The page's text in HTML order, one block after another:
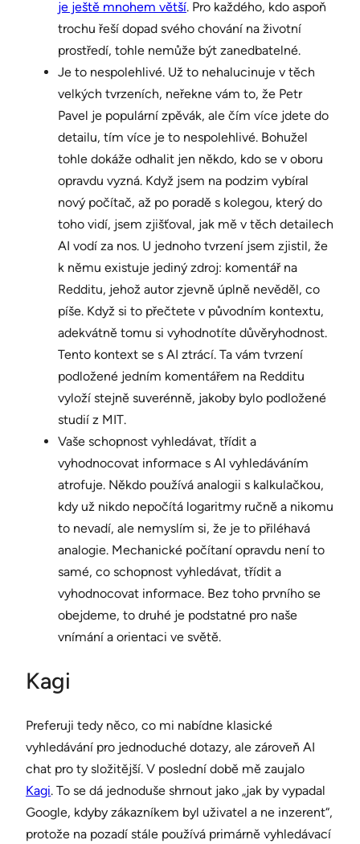
je ještě mnohem větší. Pro každého, kdo aspoň
trochu řeší dopad svého chování na životní
prostředí, tohle nemůže být zanedbatelné.
Je to nespolehlivé. Už to nehalucinuje v těch
velkých tvrzeních, neřekne vám to, že Petr
Pavel je populární zpěvák, ale čím více jdete do
detailu, tím více je to nespolehlivé. Bohužel
tohle dokáže odhalit jen někdo, kdo se v oboru
opravdu vyzná. Když jsem na podzim vybíral
nový počítač, až po poradě s kolegou, který do
toho vidí, jsem zjišťoval, jak mě v těch detailech
AI vodí za nos. U jednoho tvrzení jsem zjistil, že
k němu existuje jediný zdroj: komentář na
Redditu, jehož autor zjevně úplně nevěděl, co
píše. Když si to přečtete v původním kontextu,
adekvátně tomu si vyhodnotíte důvěryhodnost.
Tento kontext se s AI ztrácí. Ta vám tvrzení
podložené jedním komentářem na Redditu
vyloží stejně suverénně, jakoby bylo podložené
studií z MIT.
Vaše schopnost vyhledávat, třídit a
vyhodnocovat informace s AI vyhledáváním
atrofuje. Někdo používá analogii s kalkulačkou,
kdy už nikdo nepočítá logaritmy ručně a nikomu
to nevadí, ale nemyslím si, že je to přiléhavá
analogie. Mechanické počítaní opravdu není to
samé, co schopnost vyhledávat, třídit a
vyhodnocovat informace. Bez toho prvního se
obejdeme, to druhé je podstatné pro naše
vnímání a orientaci ve světě.
Kagi
Preferuji tedy něco, co mi nabídne klasické
vyhledávání pro jednoduché dotazy, ale zároveň AI
chat pro ty složitější. V poslední době mě zaujalo
Kagi. To se dá jednoduše shrnout jako „jak by vypadal
Google, kdyby zákazníkem byl uživatel a ne inzerent“,
protože na pozadí stále používá primárně vyhledávací